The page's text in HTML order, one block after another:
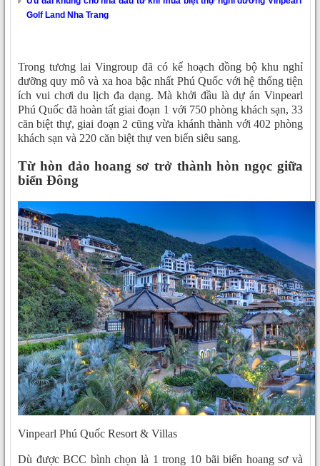
Golf Land Nha Trang
Trong tương lai Vingroup đã có kế hoạch đồng bộ khu nghỉ
dưỡng quy mô và xa hoa bậc nhất Phú Quốc với hệ thống tiện
ích vui chơi du lịch đa dạng. Mà khởi đầu là dự án Vinpearl
Phú Quốc đã hoàn tất giai đoạn 1 với 750 phòng khách sạn, 33
căn biệt thự, giai đoạn 2 cũng vừa khánh thành với 402 phòng
khách sạn và 220 căn biệt thự ven biển siêu sang.
Từ hòn đảo hoang sơ trở thành hòn ngọc giữa
biển Đông
Vinpearl Phú Quốc Resort & Villas
Dù được BCC bình chọn là 1 trong 10 bãi biển hoang sơ và